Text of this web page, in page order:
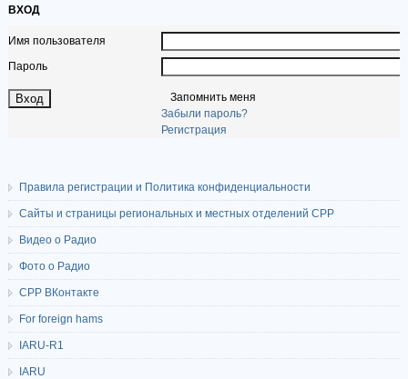
ВХОД
Имя пользователя
Пароль
Запомнить меня
Забыли пароль?
Регистрация
Правила регистрации и Политика конфиденциальности
Сайты и страницы региональных и местных отделений СРР
Видео о Радио
Фото о Радио
СРР ВКонтакте
For foreign hams
IARU-R1
IARU